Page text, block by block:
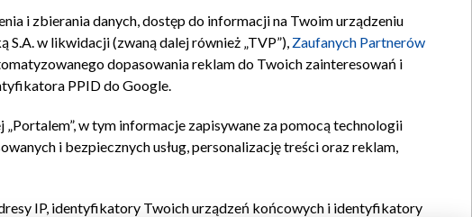
Biuro reklamy Kontakt
i zbierania danych, dostęp do informacji na Twoim urządzeniu
w likwidacji (zwaną dalej również „TVP”), Zaufanych Partnerów
dopasowania reklam do Twoich zainteresowań i
PPID do Google.
„Portalem”, w tym informacje zapisywane za pomocą technologii
i bezpiecznych usług, personalizację treści oraz reklam,
IP, identyfikatory Twoich urządzeń końcowych i identyfikatory